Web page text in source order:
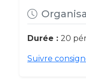
Durée : 20
Suivre